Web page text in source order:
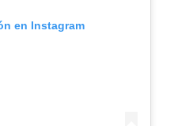
en Instagram